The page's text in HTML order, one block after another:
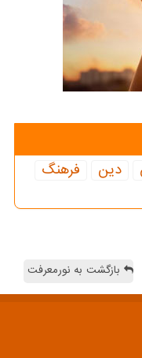
دین
فرهنگ
بازگشت به نورمعرفت